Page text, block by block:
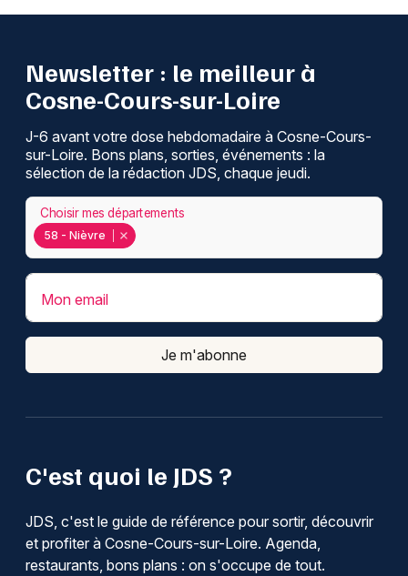
C'est quoi le JDS ?
JDS, c'est le guide de référence pour sortir, découvrir
et profiter à Cosne-Cours-sur-Loire. Agenda,
restaurants, bons plans : on s'occupe de tout.
Newsletter : le meilleur à
Cosne-Cours-sur-Loire
J-6 avant votre dose hebdomadaire à Cosne-Cours-
sur-Loire. Bons plans, sorties, événements : la
sélection de la rédaction JDS, chaque jeudi.
58 - Nièvre
Choisir mes départements
Mon email
Je m'abonne